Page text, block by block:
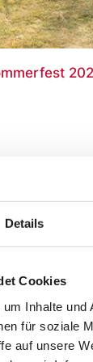
Details
Cookies
Inhalte und
für soziale
auf unsere
in
Laudert-